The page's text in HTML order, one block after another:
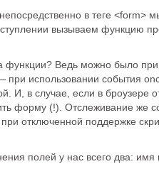
в теге <form>
вызываем функцию
функции? Ведь можно было
использовании события
И, в случае, если в броузере
форму (!). Отслеживание же
отключенной поддержке
полей у нас всего два: имя